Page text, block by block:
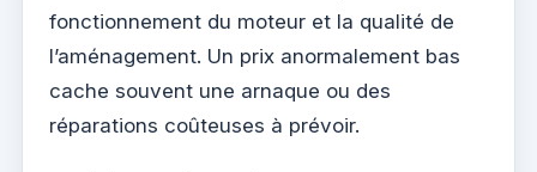
fonctionnement du moteur et la qualité de
l’aménagement. Un prix anormalement bas
cache souvent une arnaque ou des
réparations coûteuses à prévoir.